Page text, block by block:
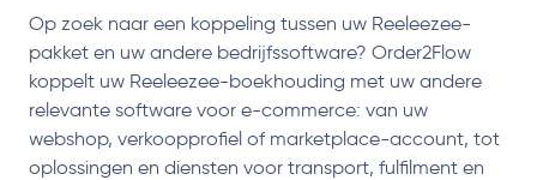
Op zoek naar een koppeling tussen uw Reeleezee-
pakket en uw andere bedrijfssoftware? Order2Flow
koppelt uw Reeleezee-boekhouding met uw andere
relevante software voor e-commerce: van uw
webshop, verkoopprofiel of marketplace-account, tot
oplossingen en diensten voor transport, fulfilment en